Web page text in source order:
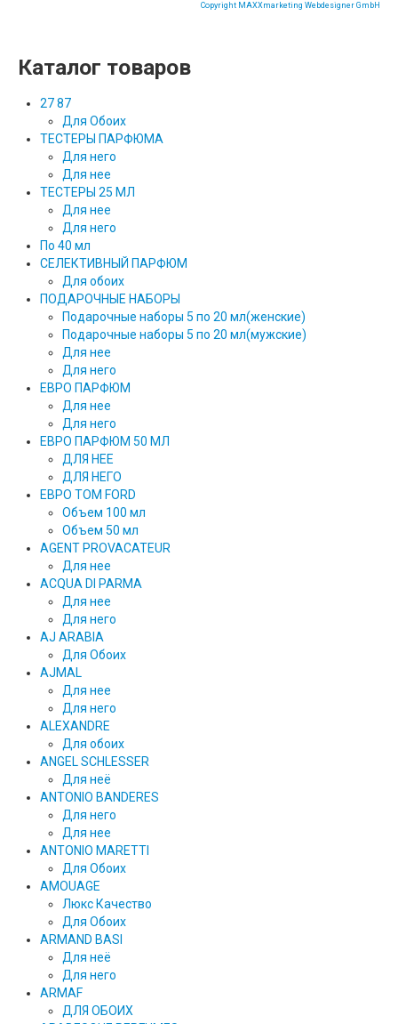
Copyright MAXXmarketing Webdesigner GmbH
Каталог товаров
27 87
Для Обоих
ТЕСТЕРЫ ПАРФЮМА
Для него
Для нее
ТЕСТЕРЫ 25 МЛ
Для нее
Для него
По 40 мл
СЕЛЕКТИВНЫЙ ПАРФЮМ
Для обоих
ПОДАРОЧНЫЕ НАБОРЫ
Подарочные наборы 5 по 20 мл(женские)
Подарочные наборы 5 по 20 мл(мужские)
Для нее
Для него
ЕВРО ПАРФЮМ
Для нее
Для него
ЕВРО ПАРФЮМ 50 МЛ
ДЛЯ НЕЕ
ДЛЯ НЕГО
ЕВРО TOM FORD
Объем 100 мл
Объем 50 мл
AGENT PROVACATEUR
Для нее
ACQUA DI PARMA
Для нее
Для него
AJ ARABIA
Для Обоих
AJMAL
Для нее
Для него
ALEXANDRE
Для обоих
ANGEL SCHLESSER
Для неё
ANTONIO BANDERES
Для него
Для нее
ANTONIO MARETTI
Для Обоих
AMOUAGE
Люкс Качество
Для Обоих
ARMAND BASI
Для неё
Для него
ARMAF
ДЛЯ ОБОИХ